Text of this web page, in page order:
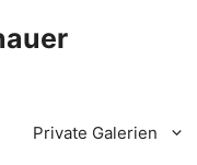
Private Galerien